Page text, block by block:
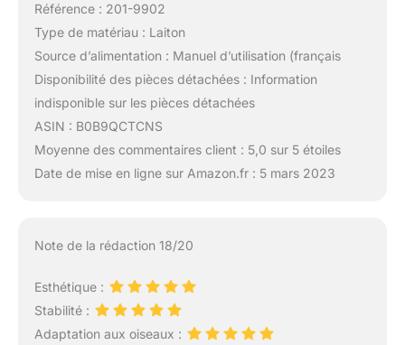
Référence : 201-9902
Type de matériau : Laiton
Source d’alimentation : Manuel d’utilisation (français
Disponibilité des pièces détachées : Information
indisponible sur les pièces détachées
ASIN : B0B9QCTCNS
Moyenne des commentaires client : 5,0 sur 5 étoiles
Date de mise en ligne sur Amazon.fr : 5 mars 2023
Note de la rédaction 18/20
Esthétique :
Stabilité :
Adaptation aux oiseaux :